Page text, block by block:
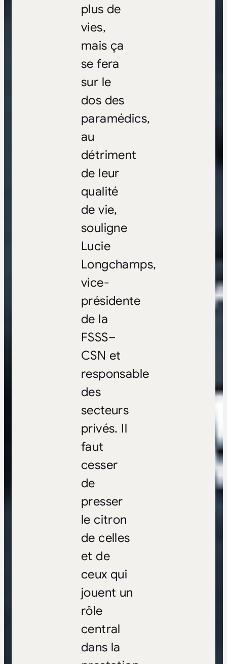
plus de
vies,
mais ça
se fera
sur le
dos des
paramédics,
au
détriment
de leur
qualité
de vie,
souligne
Lucie
Longchamps,
vice-
présidente
de la
FSSS–
CSN et
responsable
des
secteurs
privés. Il
faut
cesser
de
presser
le citron
de celles
et de
ceux qui
jouent un
rôle
central
dans la